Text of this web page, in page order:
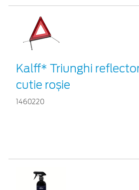
Kalff* Triunghi
cutie roșie
1460220